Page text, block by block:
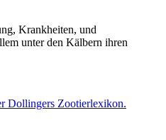
Krankheiten, und
unter den Kälbern ihren
Dollingers Zootierlexikon.